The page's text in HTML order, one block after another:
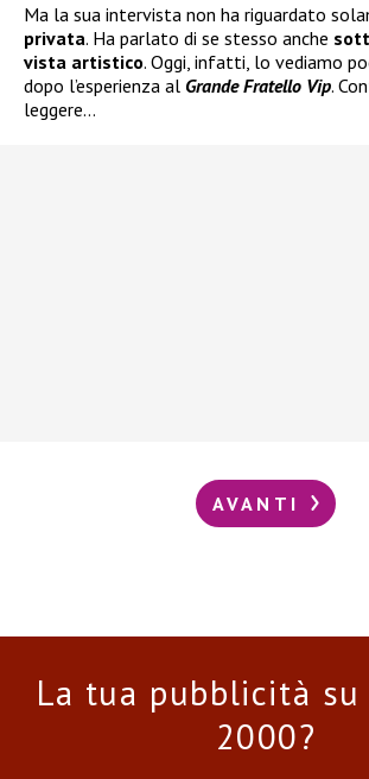
Ma la sua intervista non ha riguardato
privata. Ha parlato di se stesso anche
vista artistico. Oggi, infatti, lo vediamo
dopo l’esperienza al Grande Fratello Vip.
leggere…
AVANTI
La tua pubblicità su
2000?